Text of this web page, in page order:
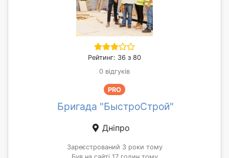
Рейтинг: 36 з 80
0 відгуків
PRO
Бригада "БыстроСтрой"
Дніпро
Зареєстрований 3 роки тому